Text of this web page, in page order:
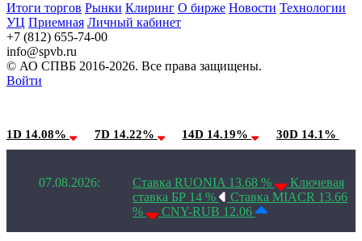
Итоги торгов Рынки Клиринг О бирже Новости Технологии
УЦ Приемная Личный кабинет
+7 (812) 655-74-00
info@spvb.ru
© АО СПВБ 2016-2026. Все права защищены.
Войти
1D 14.08% 7D 14.22% 14D 14.19% 30D 14.1%
07.08.2026: Ставка RUONIA 13.68 %
Ключевая
ставка БР 14 %
Ставка MIACR 13.66
%
CNY-RUB 12.06